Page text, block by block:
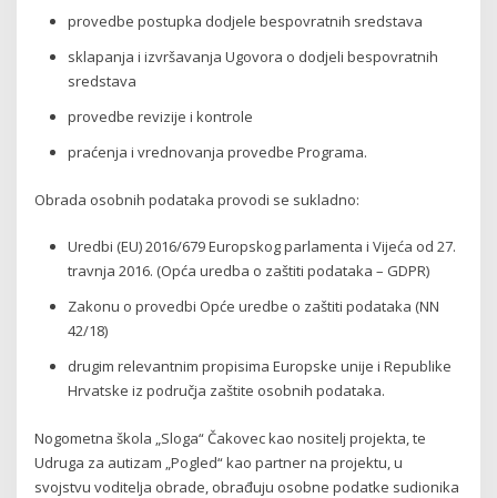
provedbe postupka dodjele bespovratnih sredstava
sklapanja i izvršavanja Ugovora o dodjeli bespovratnih
sredstava
provedbe revizije i kontrole
praćenja i vrednovanja provedbe Programa.
Obrada osobnih podataka provodi se sukladno:
Uredbi (EU) 2016/679 Europskog parlamenta i Vijeća od 27.
travnja 2016. (Opća uredba o zaštiti podataka – GDPR)
Zakonu o provedbi Opće uredbe o zaštiti podataka (NN
42/18)
drugim relevantnim propisima Europske unije i Republike
Hrvatske iz područja zaštite osobnih podataka.
Nogometna škola „Sloga“ Čakovec kao nositelj projekta, te
Udruga za autizam „Pogled“ kao partner na projektu, u
svojstvu voditelja obrade, obrađuju osobne podatke sudionika